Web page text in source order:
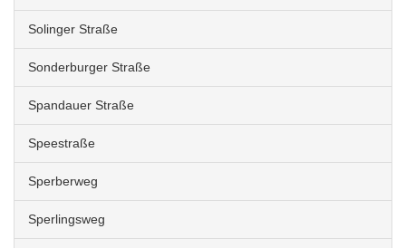
Solinger Straße
Sonderburger Straße
Spandauer Straße
Speestraße
Sperberweg
Sperlingsweg